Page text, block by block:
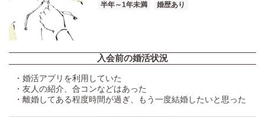
半年～1年未満
婚歴あり
入会前の婚活状況
・婚活アプリを利用していた
・友人の紹介、合コンなどはあった
・離婚してある程度時間が過ぎ、もう一度結婚したいと思った